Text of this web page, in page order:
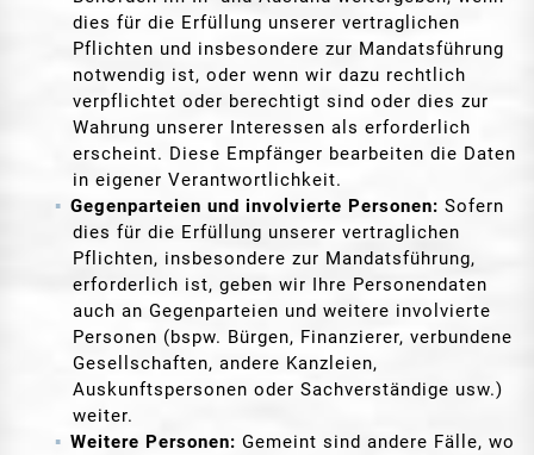
dies für die Erfüllung unserer vertraglichen
Pflichten und insbesondere zur Mandatsführung
notwendig ist, oder wenn wir dazu rechtlich
verpflichtet oder berechtigt sind oder dies zur
Wahrung unserer Interessen als erforderlich
erscheint. Diese Empfänger bearbeiten die Daten
in eigener Verantwortlichkeit.
Gegenparteien und involvierte Personen:Sofern
dies für die Erfüllung unserer vertraglichen
Pflichten, insbesondere zur Mandatsführung,
erforderlich ist, geben wir Ihre Personendaten
auch an Gegenparteien und weitere involvierte
Personen (bspw. Bürgen, Finanzierer, verbundene
Gesellschaften, andere Kanzleien,
Auskunftspersonen oder Sachverständige usw.)
weiter.
Weitere Personen: Gemeint sind andere Fälle, wo